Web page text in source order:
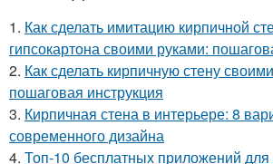
1. Как сделать имитацию кирпичной
гипсокартона своими руками:
2. Как сделать кирпичную стену
пошаговая инструкция
3. Кирпичная стена в интерьере: 8
современного дизайна
4. Топ-10 бесплатных приложений для